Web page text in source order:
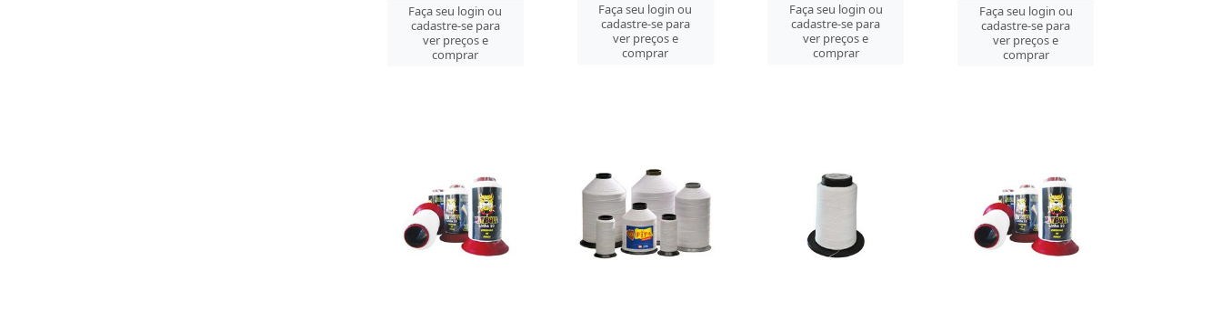
Faça seu login ou
cadastre-se para
ver preços e
comprar
Faça seu login ou
cadastre-se para
ver preços e
comprar
Faça seu login ou
cadastre-se para
ver preços e
comprar
Faça seu login ou
cadastre-se para
ver preços e
comprar